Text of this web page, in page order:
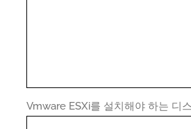
Vmware ESXi를 설치해야 하는 디